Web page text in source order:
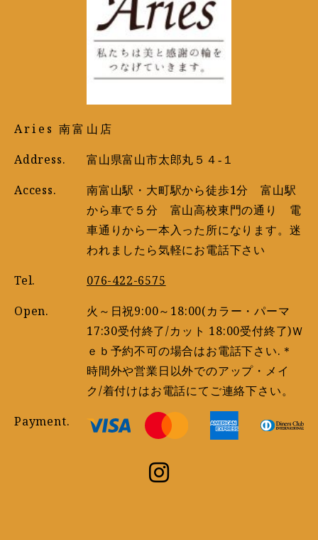
Aries 南富山店
Address.
富山県富山市太郎丸５４‐１
Access.
南富山駅・大町駅から徒歩1分 富山駅
から車で５分 富山高校東門の通り 電
車通りから一本入った所になります。迷
われましたら気軽にお電話下さい
Tel.
076-422-6575
Open.
火～日祝9:00～18:00(カラー・パーマ
17:30受付終了/カット 18:00受付終了)Ｗ
ｅｂ予約不可の場合はお電話下さい.＊
時間外や営業日以外でのアップ・メイ
ク/着付けはお電話にてご連絡下さい。
Payment.